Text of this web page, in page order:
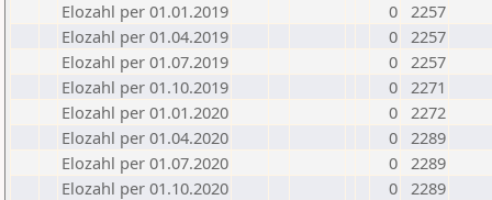
Elozahl per 01.01.2019
0 2257
Elozahl per 01.04.2019
0 2257
Elozahl per 01.07.2019
0 2257
Elozahl per 01.10.2019
0 2271
Elozahl per 01.01.2020
0 2272
Elozahl per 01.04.2020
0 2289
Elozahl per 01.07.2020
0 2289
Elozahl per 01.10.2020
0 2289